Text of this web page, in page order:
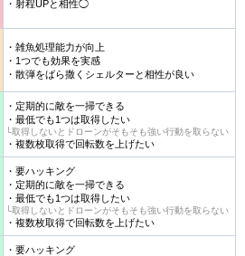
・射程UPと相性◯
・雑魚処理能力が向上
・1つでも効果を実感
・散弾をばら撒くシェルターと相性が良い
・定期的に敵を一掃できる
・最低でも1つは取得したい
└取得しないとドローンがそもそも強い行動を取らない
・複数枚取得で回転数を上げたい
・要ハッキング
・定期的に敵を一掃できる
・最低でも1つは取得したい
└取得しないとドローンがそもそも強い行動を取らない
・複数枚取得で回転数を上げたい
・要ハッキング